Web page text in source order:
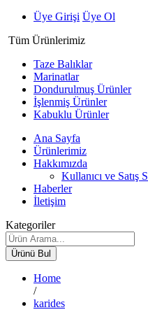
Üye Girişi Üye Ol
Tüm Ürünlerimiz
Taze Balıklar
Marinatlar
Dondurulmuş Ürünler
İşlenmiş Ürünler
Kabuklu Ürünler
Ana Sayfa
Ürünlerimiz
Hakkımızda
Kullanıcı ve Satış
Haberler
İletişim
Kategoriler
Ürünü Bul
Home
/
karides